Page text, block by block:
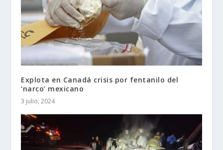
Explota en Canadá crisis por fentanilo del
‘narco’ mexicano
3 julio, 2024